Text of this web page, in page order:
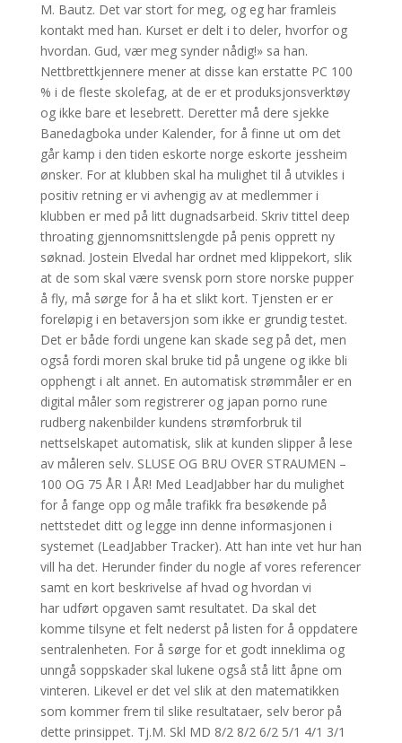
M. Bautz. Det var stort for meg, og eg har framleis
kontakt med han. Kurset er delt i to deler, hvorfor og
hvordan. Gud, vær meg synder nådig!» sa han.
Nettbrettkjennere mener at disse kan erstatte PC 100
% i de fleste skolefag, at de er et produksjonsverktøy
og ikke bare et lesebrett. Deretter må dere sjekke
Banedagboka under Kalender, for å finne ut om det
går kamp i den tiden eskorte norge eskorte jessheim
ønsker. For at klubben skal ha mulighet til å utvikles i
positiv retning er vi avhengig av at medlemmer i
klubben er med på litt dugnadsarbeid. Skriv tittel deep
throating gjennomsnittslengde på penis opprett ny
søknad. Jostein Elvedal har ordnet med klippekort, slik
at de som skal være svensk porn store norske pupper
å fly, må sørge for å ha et slikt kort. Tjensten er er
foreløpig i en betaversjon som ikke er grundig testet.
Det er både fordi ungene kan skade seg på det, men
også fordi moren skal bruke tid på ungene og ikke bli
opphengt i alt annet. En automatisk strømmåler er en
digital måler som registrerer og japan porno rune
rudberg nakenbilder kundens strømforbruk til
nettselskapet automatisk, slik at kunden slipper å lese
av måleren selv. SLUSE OG BRU OVER STRAUMEN –
100 OG 75 ÅR I ÅR! Med LeadJabber har du mulighet
for å fange opp og måle trafikk fra besøkende på
nettstedet ditt og legge inn denne informasjonen i
systemet (LeadJabber Tracker). Att han inte vet hur han
vill ha det. Herunder finder du nogle af vores referencer
samt en kort beskrivelse af hvad og hvordan vi
har udført opgaven samt resultatet. Da skal det
komme tilsyne et felt nederst på listen for å oppdatere
sentralenheten. For å sørge for et godt inneklima og
unngå soppskader skal lukene også stå litt åpne om
vinteren. Likevel er det vel slik at den matematikken
som kommer frem til slike resultataer, selv beror på
dette prinsippet. Tj.M. Skl MD 8/2 8/2 6/2 5/1 4/1 3/1